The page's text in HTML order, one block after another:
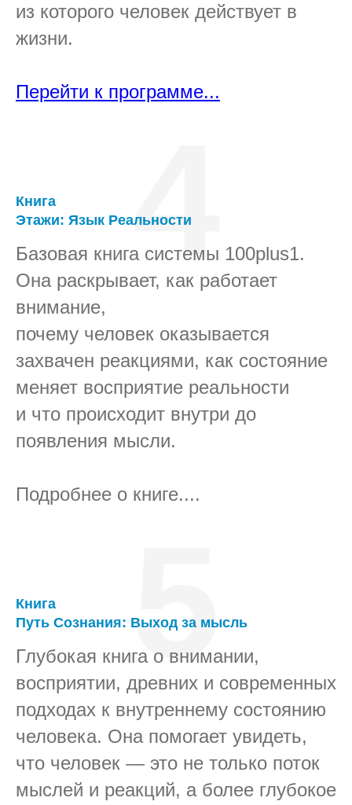
из которого человек действует в
жизни.
Перейти к программе...
Книга
Этажи: Язык Реальности
Базовая книга системы 100plus1.
Она раскрывает, как работает
внимание,
почему человек оказывается
захвачен реакциями, как состояние
меняет восприятие реальности
и что происходит внутри до
появления мысли.
Подробнее о книге....
4
Книга
Путь Сознания: Выход за мысль
Глубокая книга о внимании,
восприятии, древних и современных
подходах к внутреннему состоянию
человека. Она помогает увидеть,
что человек — это не только поток
мыслей и реакций, а более глубокое
5